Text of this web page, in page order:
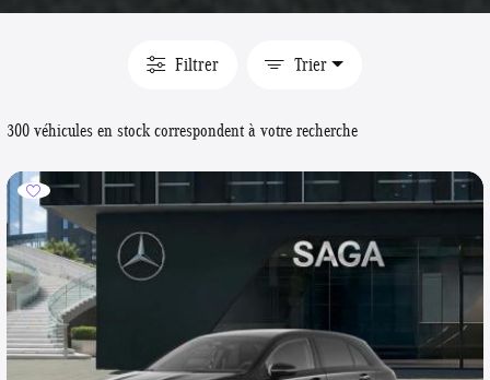
Filtrer Trier
300 véhicules en stock correspondent à votre recherche